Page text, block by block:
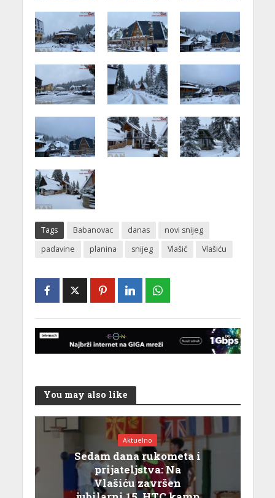
Tags Babanovac danas
novi snijeg
padavine
planina snijeg Vlašić Vlašiću
You may also like
Aktuelno
Sedam dana rukometa i
prijateljstva: Na
Vlašiću završen